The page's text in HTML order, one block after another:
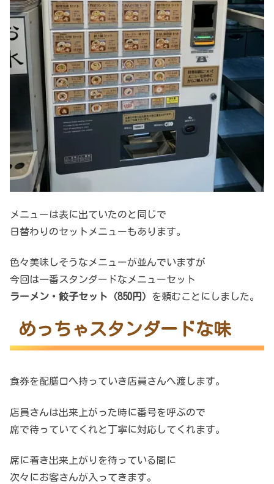
メニューは表に出ていたのと同じで
日替わりのセットメニューもあります。
色々美味しそうなメニューが並んでいますが
今回は一番スタンダードなメニューセット
ラーメン・餃子セット（850円） を頼むことにしました。
めっちゃスタンダードな味
食券を配膳口へ持っていき店員さんへ渡します。
店員さんは出来上がった時に番号を呼ぶので
席で待っていてくれと丁寧に対応してくれます。
席に着き出来上がりを待っている間に
次々にお客さんが入ってきます。